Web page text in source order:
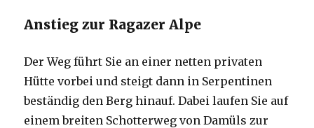
Anstieg zur Ragazer Alpe
Der Weg führt Sie an einer netten privaten
Hütte vorbei und steigt dann in Serpentinen
beständig den Berg hinauf. Dabei laufen Sie auf
einem breiten Schotterweg von Damüls zur